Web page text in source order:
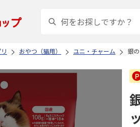
おやつ（猫用） ユニ・チャーム 銀